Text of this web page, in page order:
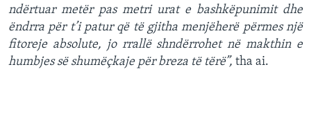
ndërtuar metër pas metri urat e bashkëpunimit dhe
ëndrra për t’i patur që të gjitha menjëherë përmes një
fitoreje absolute, jo rrallë shndërrohet në makthin e
humbjes së shumëçkaje për breza të tërë”, tha ai.